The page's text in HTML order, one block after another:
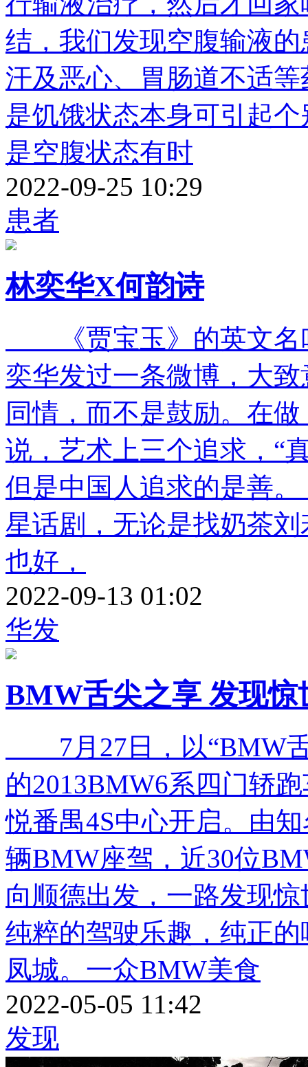
结，我们发现空腹输液
汗及恶心、胃肠道不适
是饥饿状态本身可引起
是空腹状态有时
2022-09-25 10:29
患者
林奕华X何韵诗
《贾宝玉》的英文名
奕华发过一条微博，大
同情，而不是鼓励。在
说，艺术上三个追求，“
但是中国人追求的是善
星话剧，无论是找奶茶
也好，
2022-09-13 01:02
华发
BMW舌尖之享 发现惊
7月27日，以“BMW舌
的2013BMW6系四门轿
悦番禺4S中心开启。由
辆BMW座驾，近30位
向顺德出发，一路发
纯粹的驾驶乐趣，纯正
凤城。一众BMW美食
2022-05-05 11:42
发现